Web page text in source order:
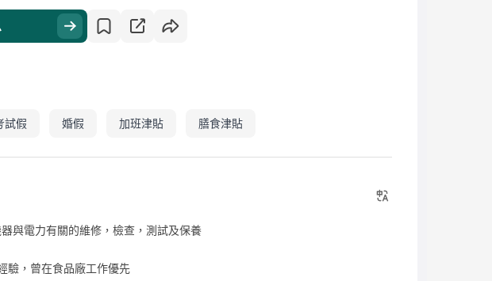
試假 婚假 加班津貼 膳食津貼
與電力有關的維修，檢查，測試及保養
驗，曾在食品廠工作優先